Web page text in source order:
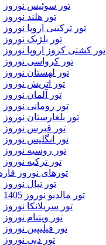
تور سوئیس نوروز
تور هلند نوروز
تور ترکیبی اروپا نوروز
تور بلژیک نوروز
تور کشتی کروز اروپا نوروز
تور کرواسی نوروز
تور لهستان نوروز
تور اتریش نوروز
تور آلمان نوروز
تور رومانی نوروز
تور بلغارستان نوروز
تور قبرس نوروز
تور انگلیس نوروز
تور روسیه نوروز
تور ترکیه نوروز
تورهای نوروز
تور نپال نوروز
تور مالدیو نوروز 1405
تور سریلانکا نوروز
تور ویتنام نوروز
تور فیلیپین نوروز
تور دبی نوروز